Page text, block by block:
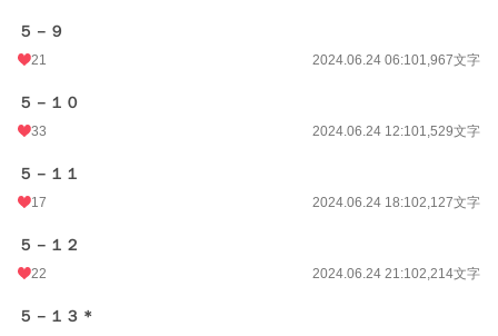
５－９
21 2024.06.24 06:101,967文字
５－１０
33 2024.06.24 12:101,529文字
５－１１
17 2024.06.24 18:102,127文字
５－１２
22 2024.06.24 21:102,214文字
５－１３＊